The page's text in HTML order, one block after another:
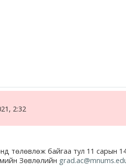
2:32
төлөвлөж байгаа тул 11 сарын
Зөвлөлийн